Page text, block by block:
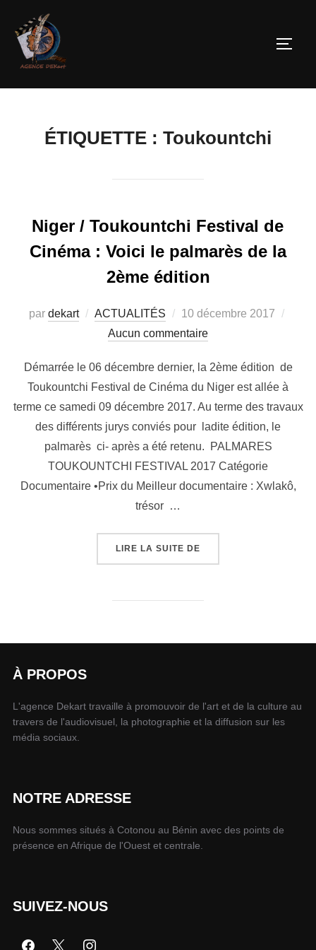
ÉTIQUETTE : Toukountchi
Niger / Toukountchi Festival de
Cinéma : Voici le palmarès de la
2ème édition
par dekart ACTUALITÉS
10 décembre 2017
Aucun commentaire
Démarrée le 06 décembre dernier, la 2ème édition de
Toukountchi Festival de Cinéma du Niger est allée à
terme ce samedi 09 décembre 2017. Au terme des travaux
des différents jurys conviés pour ladite édition, le
palmarès ci- après a été retenu. PALMARES
TOUKOUNTCHI FESTIVAL 2017 Catégorie
Documentaire •Prix du Meilleur documentaire : Xwlakô,
trésor …
LIRE LA SUITE DE
À PROPOS
L'agence Dekart travaille à promouvoir de l'art et de la culture au
travers de l'audiovisuel, la photographie et la diffusion sur les
média sociaux.
NOTRE ADRESSE
Nous sommes situés à Cotonou au Bénin avec des points de
présence en Afrique de l'Ouest et centrale.
SUIVEZ-NOUS